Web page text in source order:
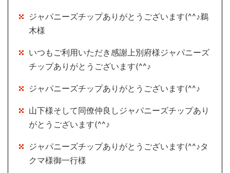
ジャパニーズチップありがとうございます(^^♪鵜
木様
いつもご利用いただき感謝上別府様ジャパニーズ
チップありがとうございます(^^♪
ジャパニーズチップありがとうございます(^^♪
山下様そして同僚仲良しジャパニーズチップあり
がとうございます(^^♪
ジャパニーズチップありがとうございます(^^♪タ
クマ様御一行様